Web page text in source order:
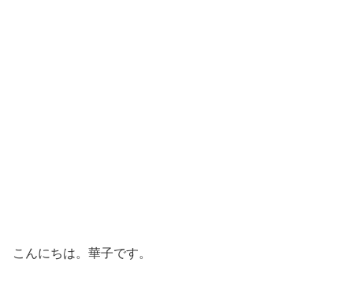
こんにちは。華子です。